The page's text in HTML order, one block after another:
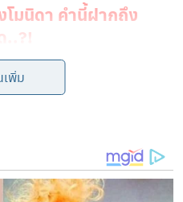
มนิดา คำนี้ฝากถึง
..?!
ดีฮะท่านผู้ชม!!
มากเลยนะ น่ากลัวทั้งคู่เลย
พิ่ม